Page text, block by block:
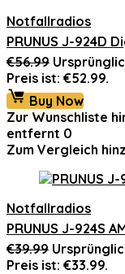
Notfallradios
PRUNUS J-924D
€56.99
Preis ist: €52.99.
Buy Now
Zur Wunschliste
entfernt 0
Zum Vergleich
Notfallradios
PRUNUS J-924S
€39.99
Preis ist: €33.99.